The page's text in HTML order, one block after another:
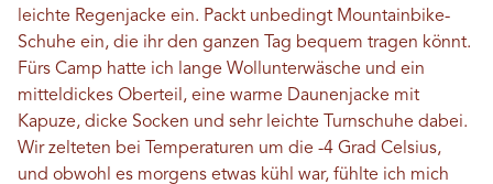
leichte Regenjacke ein. Packt unbedingt Mountainbike-
Schuhe ein, die ihr den ganzen Tag bequem tragen könnt.
Fürs Camp hatte ich lange Wollunterwäsche und ein
mitteldickes Oberteil, eine warme Daunenjacke mit
Kapuze, dicke Socken und sehr leichte Turnschuhe dabei.
Wir zelteten bei Temperaturen um die -4 Grad Celsius,
und obwohl es morgens etwas kühl war, fühlte ich mich